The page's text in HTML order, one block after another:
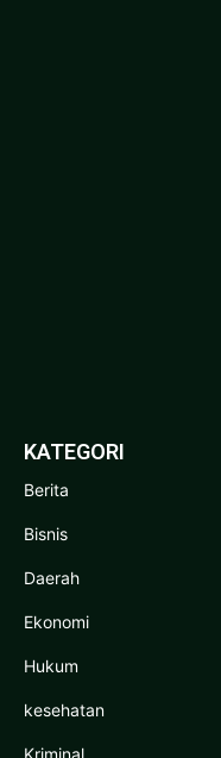
KATEGORI
Berita
Bisnis
Daerah
Ekonomi
Hukum
kesehatan
Kriminal